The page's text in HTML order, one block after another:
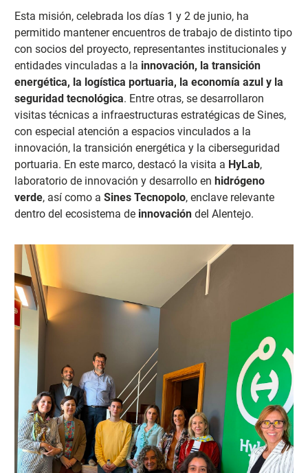
Esta misión, celebrada los días 1 y 2 de junio, ha
permitido mantener encuentros de trabajo de distinto tipo
con socios del proyecto, representantes institucionales y
entidades vinculadas a la innovación, la transición
energética, la logística portuaria, la economía azul y la
seguridad tecnológica. Entre otras, se desarrollaron
visitas técnicas a infraestructuras estratégicas de Sines,
con especial atención a espacios vinculados a la
innovación, la transición energética y la ciberseguridad
portuaria. En este marco, destacó la visita a HyLab,
laboratorio de innovación y desarrollo en hidrógeno
verde, así como a Sines Tecnopolo, enclave relevante
dentro del ecosistema de innovacióndel Alentejo.